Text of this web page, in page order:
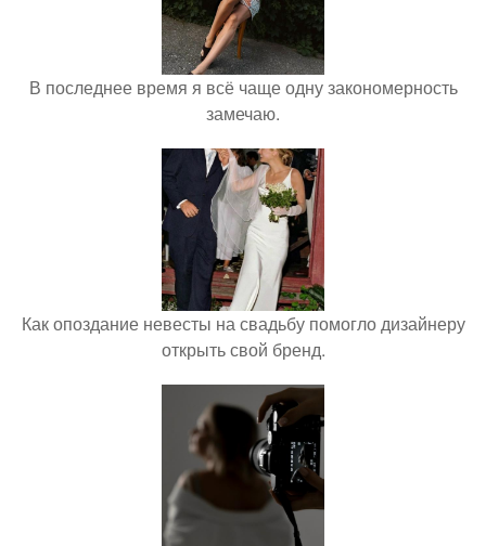
В последнее время я всё чаще одну закономерность
замечаю.
Как опоздание невесты на свадьбу помогло дизайнеру
открыть свой бренд.